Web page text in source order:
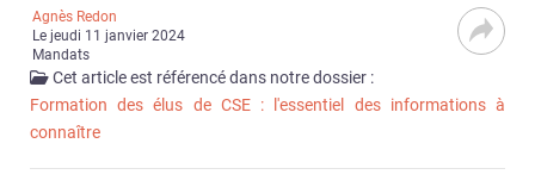
Agnès Redon
Lejeudi 11 janvier 2024
Mandats
Cet article est référencé dans notre dossier :
Formation des élus de CSE : l'essentiel des informations à
connaître